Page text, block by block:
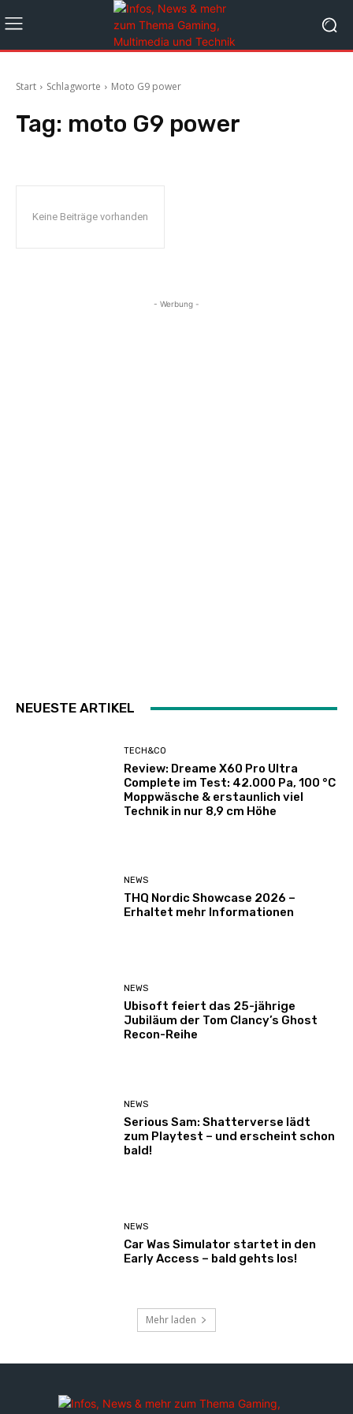
Start Schlagworte Moto G9 power
Tag: moto G9 power
Keine Beiträge vorhanden
- Werbung -
NEUESTE ARTIKEL
TECH&CO
Review: Dreame X60 Pro Ultra
Complete im Test: 42.000 Pa, 100 °C
Moppwäsche & erstaunlich viel
Technik in nur 8,9 cm Höhe
NEWS
THQ Nordic Showcase 2026 –
Erhaltet mehr Informationen
NEWS
Ubisoft feiert das 25-jährige
Jubiläum der Tom Clancy’s Ghost
Recon-Reihe
NEWS
Serious Sam: Shatterverse lädt
zum Playtest – und erscheint schon
bald!
NEWS
Car Was Simulator startet in den
Early Access – bald gehts los!
Mehr laden